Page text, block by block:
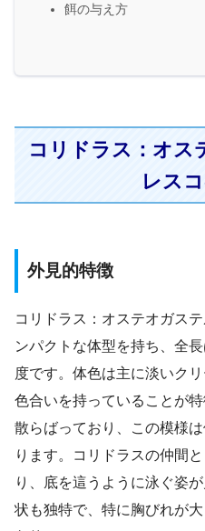
餌の与え方
コリドラス：オス
レス
外見的特徴
コリドラス：オステオガス
ンパクトな体型を持ち、全
度です。体色は主に淡いク
色合いを持っていることが
散らばっており、この模様
ります。コリドラスの仲間
り、底を這うように泳ぐ姿
状も独特で、特に胸びれが